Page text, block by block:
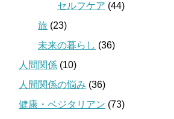
セルフケア (44)
旅 (23)
未来の暮らし (36)
人間関係 (10)
人間関係の悩み (36)
健康・ベジタリアン (73)